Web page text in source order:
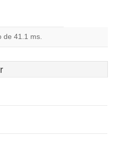
de 41.1 ms.